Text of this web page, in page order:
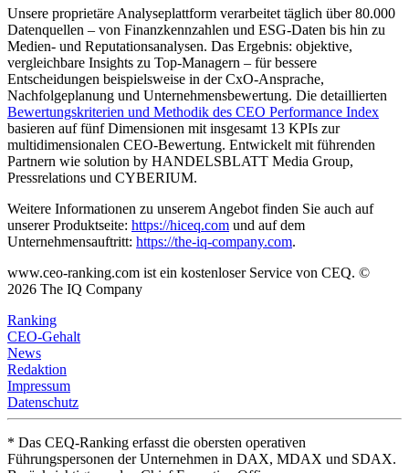
Unsere proprietäre Analyseplattform verarbeitet täglich über 80.000
Datenquellen – von Finanzkennzahlen und ESG-Daten bis hin zu
Medien- und Reputationsanalysen. Das Ergebnis: objektive,
vergleichbare Insights zu Top-Managern – für bessere
Entscheidungen beispielsweise in der CxO-Ansprache,
Nachfolgeplanung und Unternehmensbewertung. Die detaillierten
Bewertungskriterien und Methodik des CEO Performance Index
basieren auf fünf Dimensionen mit insgesamt 13 KPIs zur
multidimensionalen CEO-Bewertung. Entwickelt mit führenden
Partnern wie solution by HANDELSBLATT Media Group,
Pressrelations und CYBERIUM.
Weitere Informationen zu unserem Angebot finden Sie auch auf
unserer Produktseite: https://hiceq.com und auf dem
Unternehmensauftritt: https://the-iq-company.com.
www.ceo-ranking.com ist ein kostenloser Service von CEQ. ©
2026 The IQ Company
Ranking
CEO-Gehalt
News
Redaktion
Impressum
Datenschutz
* Das CEQ-Ranking erfasst die obersten operativen
Führungspersonen der Unternehmen in DAX, MDAX und SDAX.